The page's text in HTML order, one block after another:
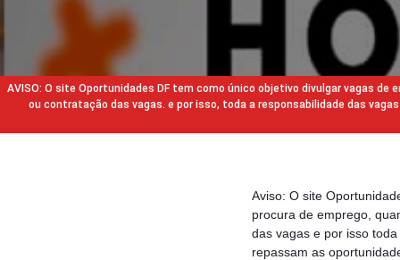
AVISO: O site Oportunidades DF tem como único objetivo divulgar vagas
ou contratação das vagas. e por isso, toda a responsabilidade das
Aviso: O site
procura de emprego,
das vagas e por isso
repassam as